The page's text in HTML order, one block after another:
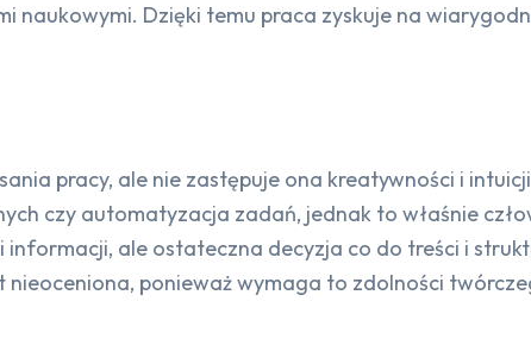
Dzięki temu praca zyskuje na
pracy, ale nie zastępuje ona kreatywności i
czy automatyzacja zadań, jednak to właśnie
ale ostateczna decyzja co do treści i
ponieważ wymaga to zdolności